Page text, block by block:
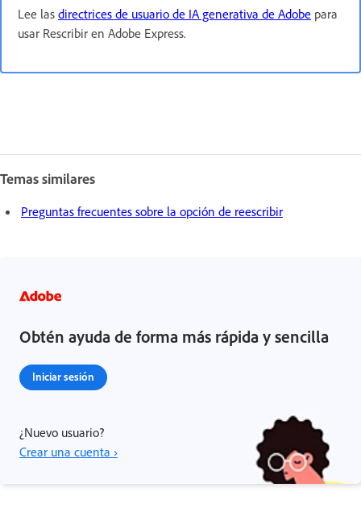
Lee las directrices de usuario de IA generativa de Adobe para
usar Rescribir en Adobe Express.
Temas similares
Preguntas frecuentes sobre la opción de reescribir
Obtén ayuda de forma más rápida y sencilla
Iniciar sesión
¿Nuevo usuario?
Crear una cuenta ›